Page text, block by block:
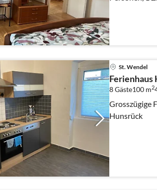
St. Wendel
Ferienhaus
8 Gäste100 m2
Grosszügige
Hunsrück